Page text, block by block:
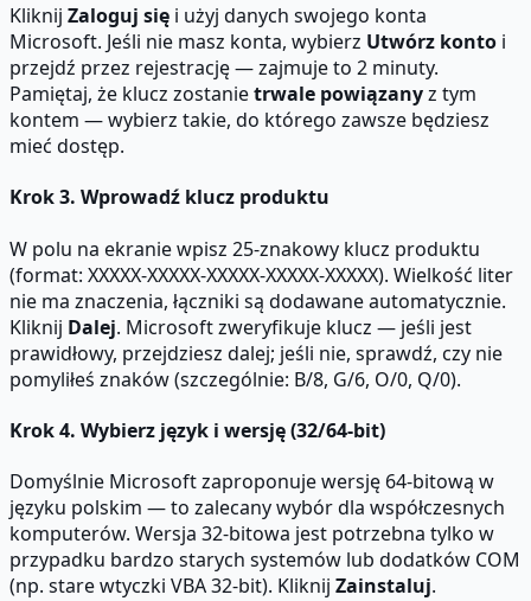
Kliknij Zaloguj się i użyj danych swojego konta
Microsoft. Jeśli nie masz konta, wybierz Utwórz konto i
przejdź przez rejestrację — zajmuje to 2 minuty.
Pamiętaj, że klucz zostanietrwale powiązanyz tym
kontem — wybierz takie, do którego zawsze będziesz
mieć dostęp.
Krok 3. Wprowadź klucz produktu
W polu na ekranie wpisz 25-znakowy klucz produktu
(format: XXXXX-XXXXX-XXXXX-XXXXX-XXXXX). Wielkość liter
nie ma znaczenia, łączniki są dodawane automatycznie.
Kliknij Dalej. Microsoft zweryfikuje klucz — jeśli jest
prawidłowy, przejdziesz dalej; jeśli nie, sprawdź, czy nie
pomyliłeś znaków (szczególnie: B/8, G/6, O/0, Q/0).
Krok 4. Wybierz język i wersję (32/64-bit)
Domyślnie Microsoft zaproponuje wersję 64-bitową w
języku polskim — to zalecany wybór dla współczesnych
komputerów. Wersja 32-bitowa jest potrzebna tylko w
przypadku bardzo starych systemów lub dodatków COM
(np. stare wtyczki VBA 32-bit). Kliknij Zainstaluj.